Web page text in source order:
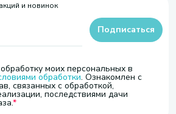
и новинок
моих персональных в
обработки. Ознакомлен с
связанных с обработкой,
последствиями дачи
Подписаться